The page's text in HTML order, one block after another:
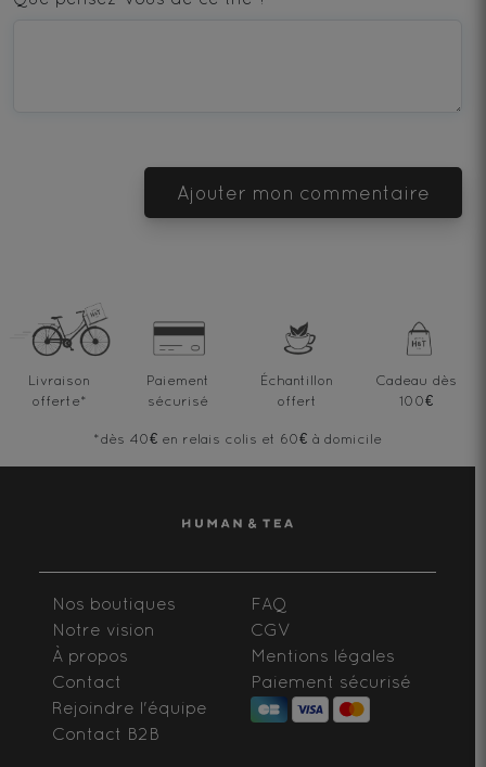
—
—
Ajouter mon commentaire
Livraison
offerte*
Paiement
sécurisé
Échantillon
offert
Cadeau dès
100€
*dès 40€ en relais colis et 60€ à domicile
Nos boutiques
Notre vision
À propos
Contact
Rejoindre l'équipe
Contact B2B
FAQ
CGV
Mentions légales
Paiement sécurisé